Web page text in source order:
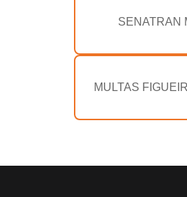
SENATRAN
MULTAS